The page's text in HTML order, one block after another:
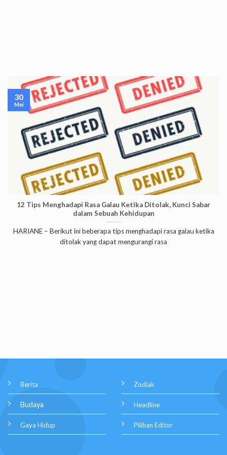
12 Tips Menghadapi Rasa Galau Ketika Ditolak, Kunci Sabar
dalam Sebuah Kehidupan
HARIANE – Berikut ini beberapa tips menghadapi rasa galau ketika
ditolak yang dapat mengurangi rasa
30
Mei
Berita
Budaya
Gaya Hidup
Zodiak
Headline
Pilihan Editor